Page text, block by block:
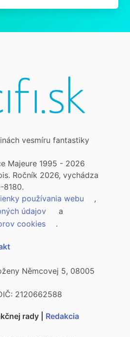
vesmíru fantastiky
Majeure 1995 - 2026
Ročník 2026, vychádza
8180.
používania webu
,
údajov
a
cookies
.
Němcovej 5, 08005
2120662588
rady | Redakcia